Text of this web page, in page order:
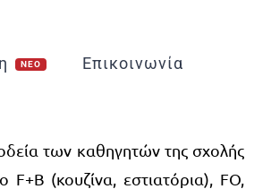
Επικοινωνία
των καθηγητών της σχολής
(κουζίνα, εστιατόρια), FO,